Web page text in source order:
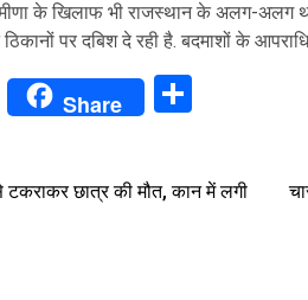
के खिलाफ भी राजस्थान के अलग-अलग
पर दबिश दे रही है. बदमाशों के
X Share
छात्र की मौत, कान में लगी